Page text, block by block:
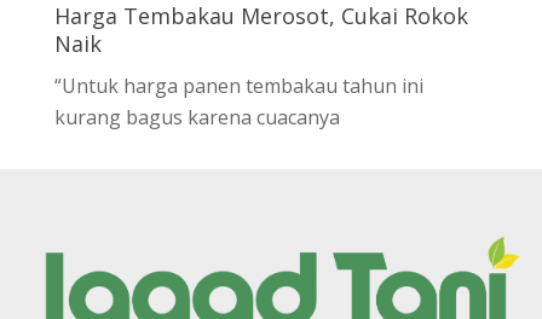
Harga Tembakau Merosot, Cukai Rokok
Naik
“Untuk harga panen tembakau tahun ini
kurang bagus karena cuacanya